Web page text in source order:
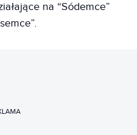
na “Sódemce”